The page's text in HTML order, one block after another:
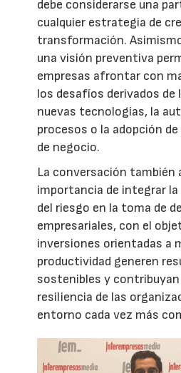
debe considerarse una
cualquier estrategia de
transformación.
una visión preventiva
empresas afrontar con
los desafíos derivados de
nuevas tecnologías, la
procesos o la adopción
de negocio.
La conversación también
importancia de integrar
del riesgo en la toma de
empresariales, con el
inversiones orientadas a
productividad generen
sostenibles y
resiliencia de las
entorno cada vez más